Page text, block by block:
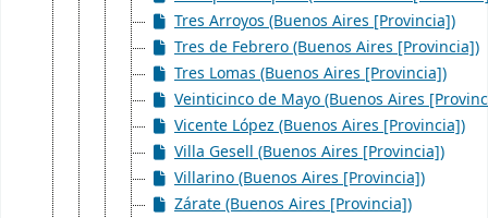
Tres Arroyos (Buenos Aires [Provincia])
Tres de Febrero (Buenos Aires [Provincia])
Tres Lomas (Buenos Aires [Provincia])
Veinticinco de Mayo (Buenos Aires
Vicente López (Buenos Aires [Provincia])
Villa Gesell (Buenos Aires [Provincia])
Villarino (Buenos Aires [Provincia])
Zárate (Buenos Aires [Provincia])